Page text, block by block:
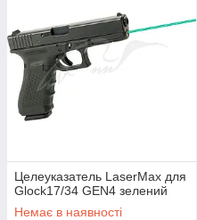
Целеуказатель LaserMax для
Glock17/34 GEN4 зелений
Немає в наявності